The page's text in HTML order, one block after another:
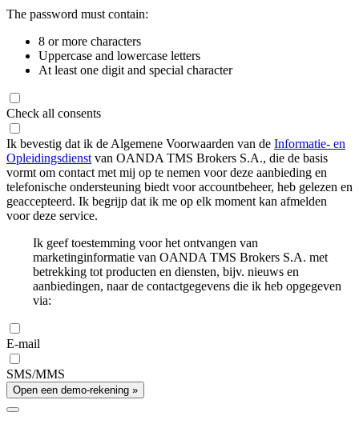
The password must contain:
8 or more characters
Uppercase and lowercase letters
At least one digit and special character
Check all consents
Ik bevestig dat ik de Algemene Voorwaarden van de Informatie- en
Opleidingsdienst van OANDA TMS Brokers S.A., die de basis
vormt om contact met mij op te nemen voor deze aanbieding en
telefonische ondersteuning biedt voor accountbeheer, heb gelezen en
geaccepteerd. Ik begrijp dat ik me op elk moment kan afmelden
voor deze service.
Ik geef toestemming voor het ontvangen van
marketinginformatie van OANDA TMS Brokers S.A. met
betrekking tot producten en diensten, bijv. nieuws en
aanbiedingen, naar de contactgegevens die ik heb opgegeven
via:
E-mail
SMS/MMS
Open een demo-rekening »